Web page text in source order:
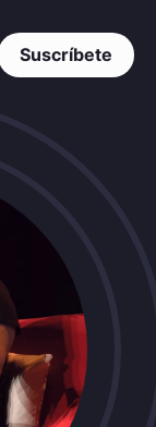
Suscríbete